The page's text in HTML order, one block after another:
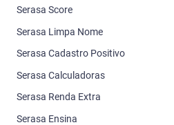
Serasa Score
Serasa Limpa Nome
Serasa Cadastro Positivo
Serasa Calculadoras
Serasa Renda Extra
Serasa Ensina